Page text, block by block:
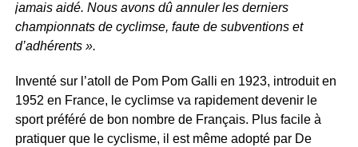
jamais aidé. Nous avons dû annuler les derniers
championnats de cyclimse, faute de subventions et
d’adhérents ».
Inventé sur l’atoll de Pom Pom Galli en 1923, introduit en
1952 en France, le cyclimse va rapidement devenir le
sport préféré de bon nombre de Français. Plus facile à
pratiquer que le cyclisme, il est même adopté par De